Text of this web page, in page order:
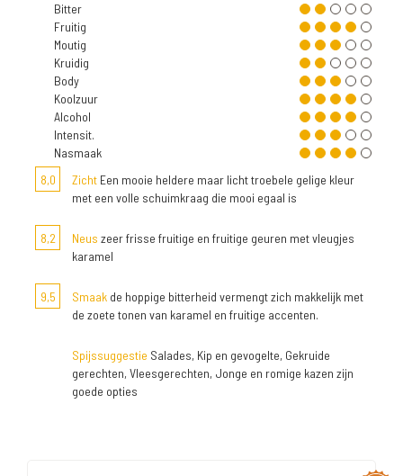
Bitter
Fruitig
Moutig
Kruidig
Body
Koolzuur
Alcohol
Intensit.
Nasmaak
8,0
Zicht Een mooie heldere maar licht troebele gelige kleur
met een volle schuimkraag die mooi egaal is
8,2 Neus zeer frisse fruitige en fruitige geuren met vleugjes
karamel
9,5 Smaak de hoppige bitterheid vermengt zich makkelijk met
de zoete tonen van karamel en fruitige accenten.
Spijssuggestie Salades, Kip en gevogelte, Gekruide
gerechten, Vleesgerechten, Jonge en romige kazen zijn
goede opties